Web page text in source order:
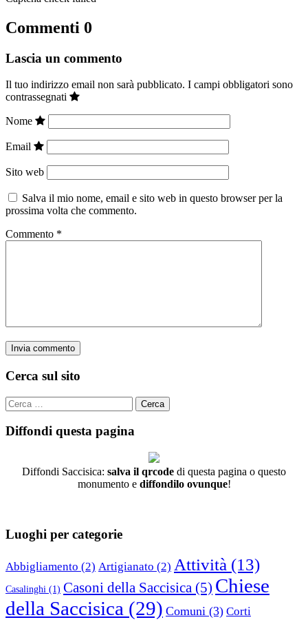
Commenti 0
Lascia un commento
Il tuo indirizzo email non sarà pubblicato. I campi obbligatori sono
contrassegnati
Nome
Email
Sito web
Salva il mio nome, email e sito web in questo browser per la
prossima volta che commento.
Commento *
Cerca sul sito
Cerca
per:
Diffondi questa pagina
Diffondi Saccisica: salva il qrcode di questa pagina o questo
monumento e diffondilo ovunque!
Luoghi per categorie
Abbigliamento (2) Artigianato (2) Attività (13)
Casalinghi (1) Casoni della Saccisica (5) Chiese
della Saccisica (29) Comuni (3) Corti